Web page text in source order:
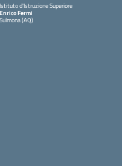
Istituto d'Istruzione Superiore
Enrico Fermi
Sulmona (AQ)
— Visita la pagina iniziale della scuola